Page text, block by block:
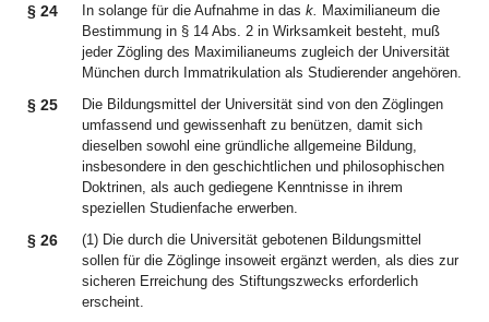
§ 24 In solange für die Aufnahme in das k. Maximilianeum die
Bestimmung in § 14 Abs. 2 in Wirksamkeit besteht, muß
jeder Zögling des Maximilianeums zugleich der Universität
München durch Immatrikulation als Studierender angehören.
§ 25
Die Bildungsmittel der Universität sind von den Zöglingen
umfassend und gewissenhaft zu benützen, damit sich
dieselben sowohl eine gründliche allgemeine Bildung,
insbesondere in den geschichtlichen und philosophischen
Doktrinen, als auch gediegene Kenntnisse in ihrem
speziellen Studienfache erwerben.
§ 26
(1) Die durch die Universität gebotenen Bildungsmittel
sollen für die Zöglinge insoweit ergänzt werden, als dies zur
sicheren Erreichung des Stiftungszwecks erforderlich
erscheint.